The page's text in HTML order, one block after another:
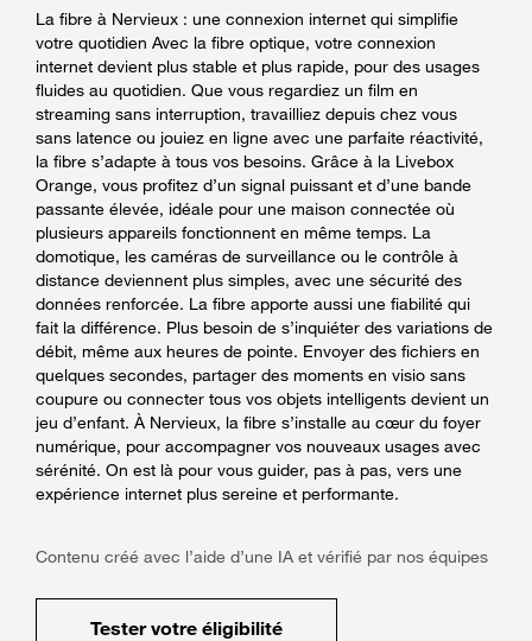
La fibre à Nervieux : une connexion internet qui simplifie
votre quotidien Avec la fibre optique, votre connexion
internet devient plus stable et plus rapide, pour des usages
fluides au quotidien. Que vous regardiez un film en
streaming sans interruption, travailliez depuis chez vous
sans latence ou jouiez en ligne avec une parfaite réactivité,
la fibre s’adapte à tous vos besoins. Grâce à la Livebox
Orange, vous profitez d’un signal puissant et d’une bande
passante élevée, idéale pour une maison connectée où
plusieurs appareils fonctionnent en même temps. La
domotique, les caméras de surveillance ou le contrôle à
distance deviennent plus simples, avec une sécurité des
données renforcée. La fibre apporte aussi une fiabilité qui
fait la différence. Plus besoin de s’inquiéter des variations de
débit, même aux heures de pointe. Envoyer des fichiers en
quelques secondes, partager des moments en visio sans
coupure ou connecter tous vos objets intelligents devient un
jeu d’enfant. À Nervieux, la fibre s’installe au cœur du foyer
numérique, pour accompagner vos nouveaux usages avec
sérénité. On est là pour vous guider, pas à pas, vers une
expérience internet plus sereine et performante.
Contenu créé avec l’aide d’une IA et vérifié par nos équipes
Tester votre éligibilité